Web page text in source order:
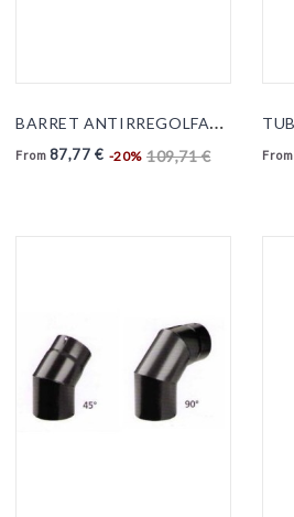
B
ARRET ANTIRREGOLFANT...
From 87,77 € -20% 109,71 € From